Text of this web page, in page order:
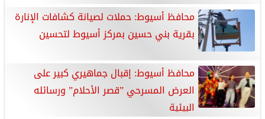
محافظ أسيوط: حملات لصيانة كشافات الإنارة
بقرية بني حسين بمركز أسيوط لتحسين
محافظ أسيوط: إقبال جماهيري كبير على
العرض المسرحي ”قصر الأحلام” ورسائله
البيئية